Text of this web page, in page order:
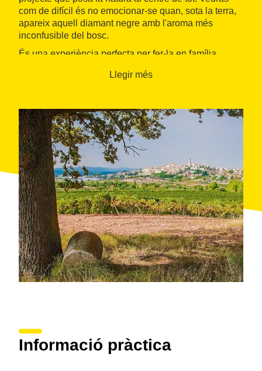
com de difícil és no emocionar-se quan, sota la terra,
apareix aquell diamant negre amb l'aroma més
inconfusible del bosc.
És una experiència perfecta per fer-la en família
també és un pla ideal per compartir-lo amb els amics.
tast de vins o olis de quilòmetre zero, visitar un celler
o una finca d'oliveres i provar un menú elaborat amb
productes del territori.
Llegir més
Informació pràctica